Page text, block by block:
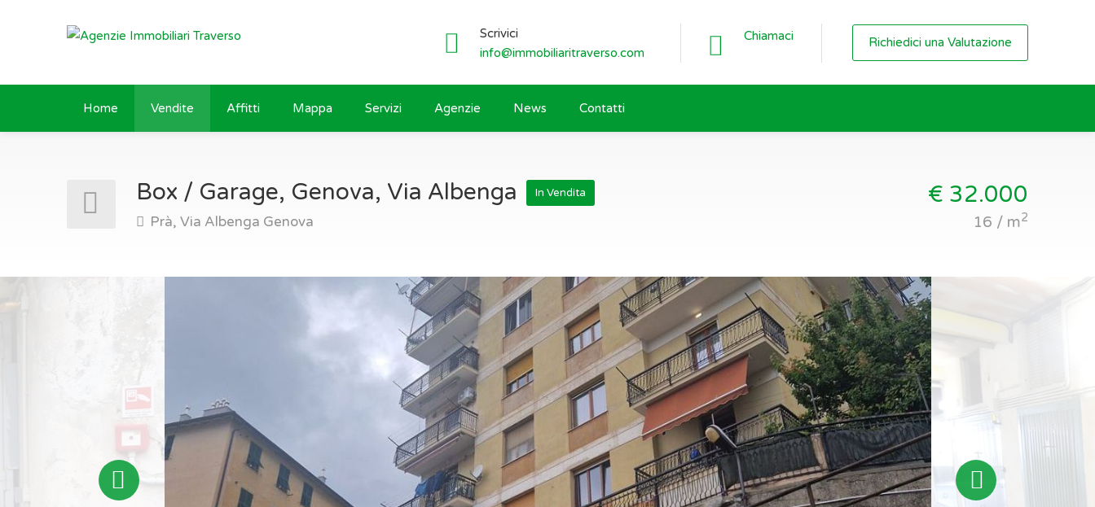
Scrivici
info@immobiliaritraverso.com
Chiamaci Richiedici una Valutazione
Home Vendite Affitti Mappa Servizi Agenzie News Contatti
Box / Garage, Genova, Via Albenga In Vendita
Prà, Via Albenga Genova
€ 32.000
16 / m2